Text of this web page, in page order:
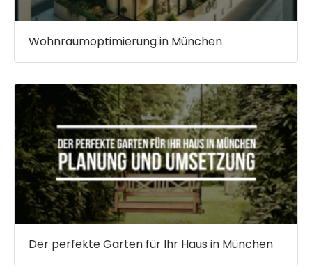
Wohnraumoptimierung in München
Der perfekte Garten für Ihr Haus in München